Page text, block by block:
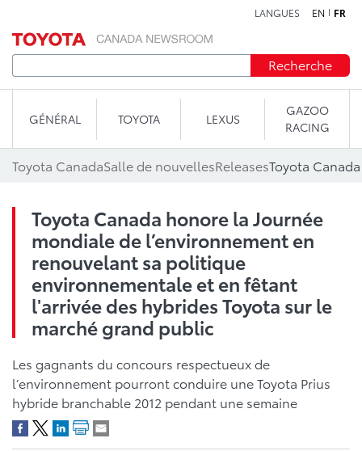
LANGUES EN FR
Recherche
GÉNÉRAL TOYOTA LEXUS
GAZOO
RACING
Toyota CanadaSalle de nouvellesReleases
Toyota Canada honore la Journée
mondiale de l’environnement en
renouvelant sa politique
environnementale et en fêtant
l'arrivée des hybrides Toyota sur le
marché grand public
Les gagnants du concours respectueux de
l’environnement pourront conduire une Toyota Prius
hybride branchable 2012 pendant une semaine